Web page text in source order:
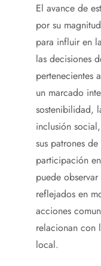
El avance de
por su
para influir en
las decisiones
pertenecientes
un marcado
sostenibilidad,
inclusión
sus patrones
participación
puede
reflejados en
acciones
relacionan con
local.